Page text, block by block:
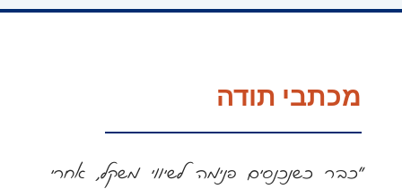
מכתבי תודה
"כבר כשנכנסים פנימה לשיווי משקל, אחרי